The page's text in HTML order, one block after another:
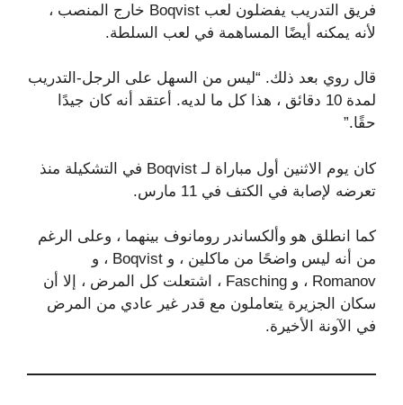
فريق التدريب يفضلون لعب Boqvist خارج المنصب ،
لأنه يمكنه أيضًا المساهمة في لعب السلطة.
قال روي بعد ذلك. “ليس من السهل على الرجل-التدريب
لمدة 10 دقائق ، هذا كل ما لديه. أعتقد أنه كان جيدًا
حقًا.”
كان يوم الاثنين أول مباراة لـ Boqvist في التشكيلة منذ
تعرضه لإصابة في الكتف في 11 مارس.
كما انطلق هو وألكساندر رومانوف بينهما ، وعلى الرغم
من أنه ليس واضحًا من ماكلين ، و Boqvist ، و
Romanov ، و Fasching ، اشتعلت كل المرض ، إلا أن
سكان الجزيرة يتعاملون مع قدر غير عادي من المرض
في الآونة الأخيرة.